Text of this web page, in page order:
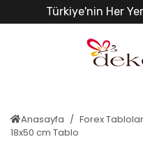
Türkiye'nin Her
Anasayfa Forex Tablolar
18x50 cm Tablo